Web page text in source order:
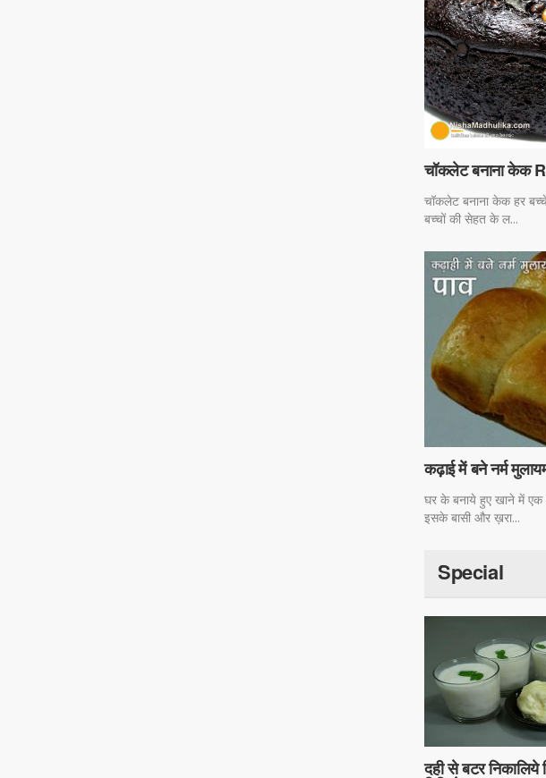
चॉकलेट बनाना केक
चॉकलेट बनाना केक हर
बच्चों की सेहत के ल...
कढ़ाई में बने नर्म
घर के बनाये हुए खाने में एक
इसके बासी और ख़रा...
Special
दही से बटर निकालिये